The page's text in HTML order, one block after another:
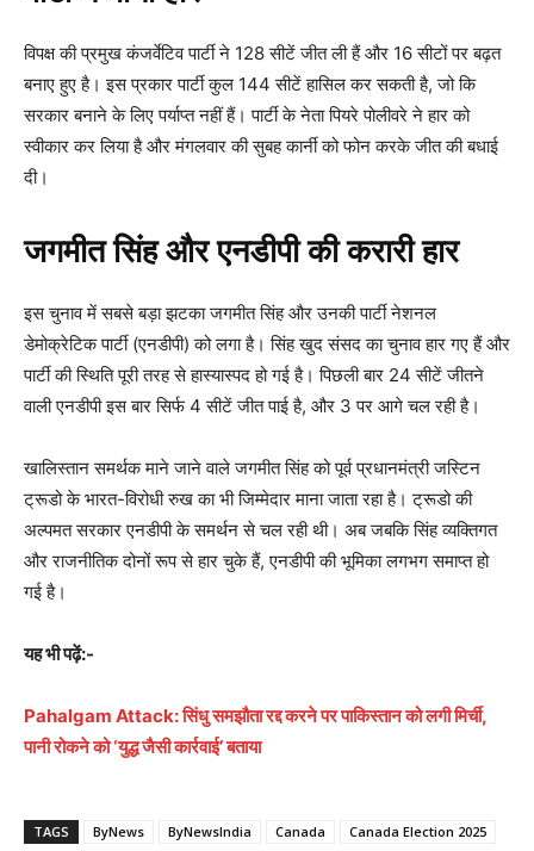
विपक्ष की प्रमुख कंजर्वेटिव पार्टी ने 128 सीटें जीत ली हैं और 16 सीटों पर बढ़त
बनाए हुए है। इस प्रकार पार्टी कुल 144 सीटें हासिल कर सकती है, जो कि
सरकार बनाने के लिए पर्याप्त नहीं हैं। पार्टी के नेता पियरे पोलीवरे ने हार को
स्वीकार कर लिया है और मंगलवार की सुबह कार्नी को फोन करके जीत की बधाई
दी।
जगमीत सिंह और एनडीपी की करारी हार
इस चुनाव में सबसे बड़ा झटका जगमीत सिंह और उनकी पार्टी नेशनल
डेमोक्रेटिक पार्टी (एनडीपी) को लगा है। सिंह खुद संसद का चुनाव हार गए हैं और
पार्टी की स्थिति पूरी तरह से हास्यास्पद हो गई है। पिछली बार 24 सीटें जीतने
वाली एनडीपी इस बार सिर्फ 4 सीटें जीत पाई है, और 3 पर आगे चल रही है।
खालिस्तान समर्थक माने जाने वाले जगमीत सिंह को पूर्व प्रधानमंत्री जस्टिन
ट्रूडो के भारत-विरोधी रुख का भी जिम्मेदार माना जाता रहा है। ट्रूडो की
अल्पमत सरकार एनडीपी के समर्थन से चल रही थी। अब जबकि सिंह व्यक्तिगत
और राजनीतिक दोनों रूप से हार चुके हैं, एनडीपी की भूमिका लगभग समाप्त हो
गई है।
यह भी पढ़ें:-
Pahalgam Attack: सिंधु समझौता रद्द करने पर पाकिस्तान को लगी मिर्ची,
पानी रोकने को ‘युद्ध जैसी कार्रवाई’ बताया
TAGS ByNews ByNewsIndia Canada Canada Election 2025